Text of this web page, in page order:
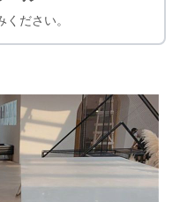
ださい。